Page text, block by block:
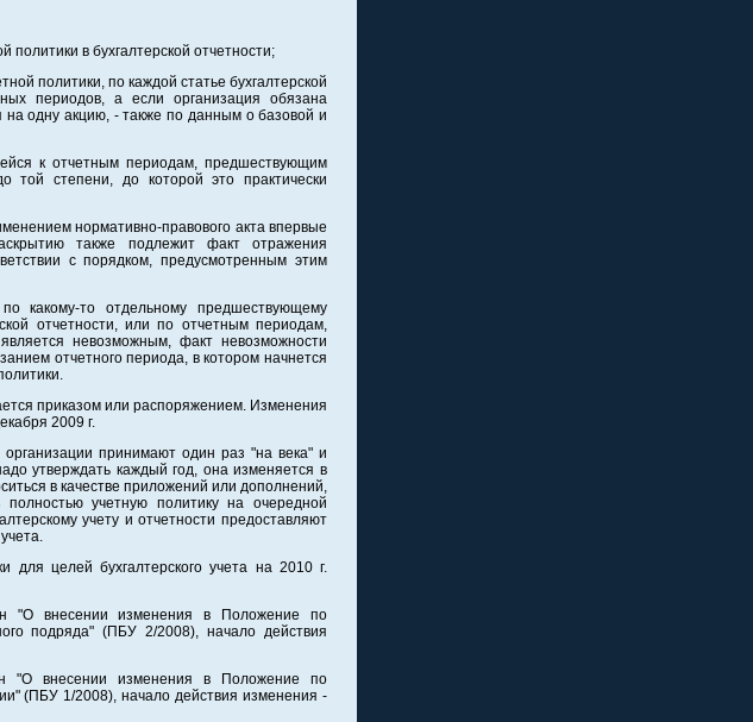
в бухгалтерской отчетности;
политики, по каждой статье бухгалтерской
периодов, а если организация обязана
одну акцию, - также по данным о базовой и
к отчетным периодам, предшествующим
той степени, до которой это практически
нормативно-правового акта впервые
также подлежит факт отражения
с порядком, предусмотренным этим
какому-то отдельному предшествующему
отчетности, или по отчетным периодам,
невозможным, факт невозможности
отчетного периода, в котором начнется
приказом или распоряжением. Изменения
2009 г.
организации принимают один раз "на века" и
утверждать каждый год, она изменяется в
в качестве приложений или дополнений,
учетную политику на очередной
учету и отчетности предоставляют
для целей бухгалтерского учета на 2010 г.
"О внесении изменения в Положение по
подряда" (ПБУ 2/2008), начало действия
"О внесении изменения в Положение по
(ПБУ 1/2008), начало действия изменения -